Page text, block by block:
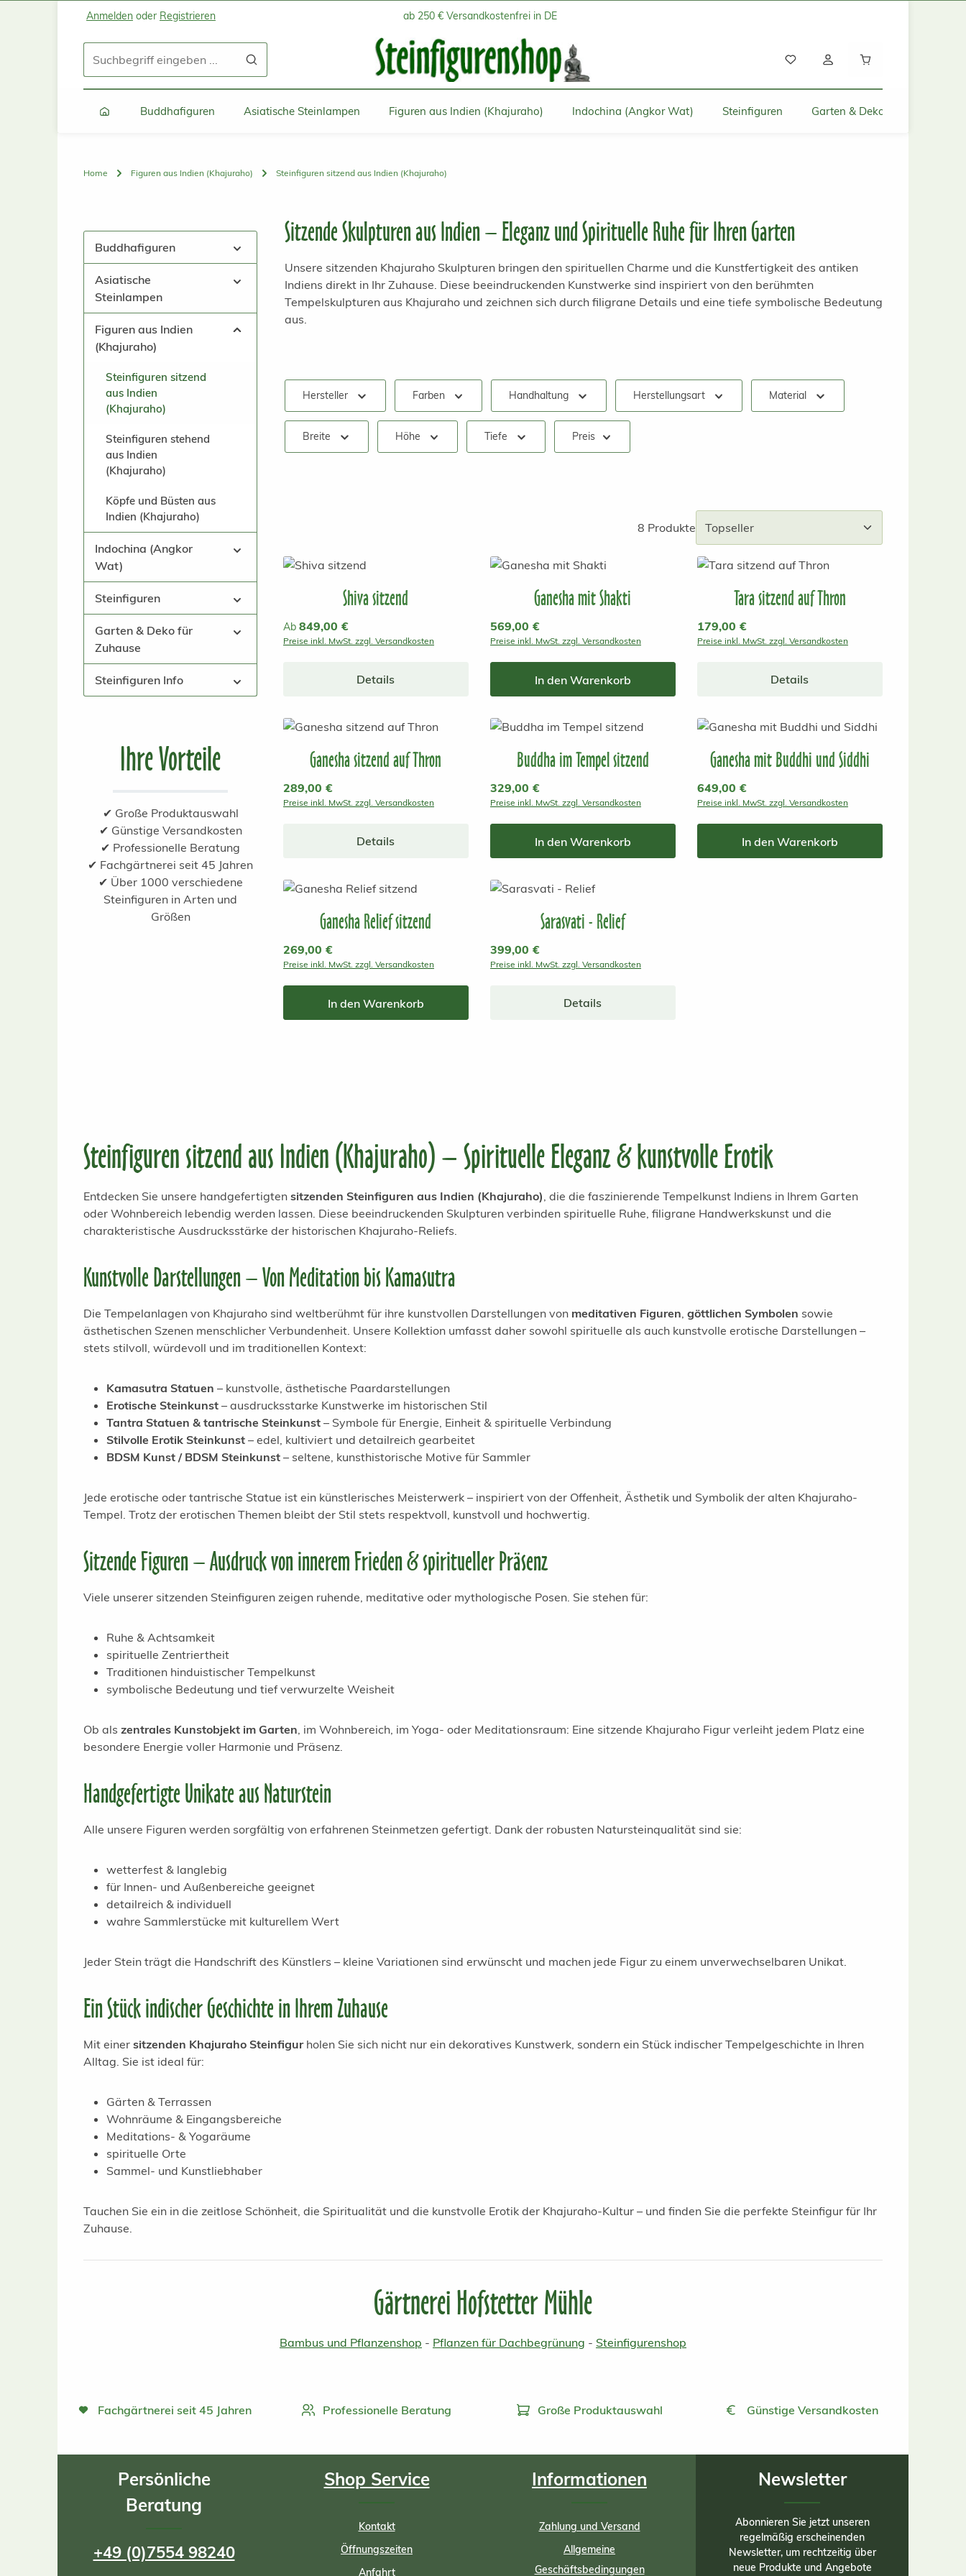
Zum Hauptinhalt springen
Zur Suche springen
Zur Hauptnavigation springen
Anmelden oder Registrieren ab 250 € Versandkostenfrei in DE
Buddhafiguren Asiatische Steinlampen Figuren aus Indien (Khajuraho) Indochina (Angkor Wat) Steinfiguren Garten & Deko für Zuhause
Home Figuren aus Indien (Khajuraho) Steinfiguren sitzend aus Indien (Khajuraho)
Buddhafiguren
Asiatische
Steinlampen
Figuren aus Indien
(Khajuraho)
Steinfiguren sitzend
aus Indien
(Khajuraho)
Steinfiguren stehend
aus Indien
(Khajuraho)
Köpfe und Büsten aus
Indien (Khajuraho)
Indochina (Angkor
Wat)
Steinfiguren
Garten & Deko für
Zuhause
Steinfiguren Info
Ihre Vorteile
✔ Große Produktauswahl
✔ Günstige Versandkosten
✔ Professionelle Beratung
✔ Fachgärtnerei seit 45 Jahren
✔ Über 1000 verschiedene
Steinfiguren in Arten und
Größen
Sitzende Skulpturen aus Indien – Eleganz und Spirituelle Ruhe für Ihren Garten
Unsere sitzenden Khajuraho Skulpturen bringen den spirituellen Charme und die Kunstfertigkeit des antiken
Indiens direkt in Ihr Zuhause. Diese beeindruckenden Kunstwerke sind inspiriert von den berühmten
Tempelskulpturen aus Khajuraho und zeichnen sich durch filigrane Details und eine tiefe symbolische Bedeutung
aus.
Hersteller Farben Handhaltung Herstellungsart Material
Breite Höhe Tiefe Preis
8 Produkte
Shiva sitzend
Regulärer Preis:
Ab 849,00 €
Preise inkl. MwSt. zzgl. Versandkosten
Details
Ganesha mit Shakti
Regulärer Preis:
569,00 €
Preise inkl. MwSt. zzgl. Versandkosten
In den Warenkorb
Tara sitzend auf Thron
Regulärer Preis:
179,00 €
Preise inkl. MwSt. zzgl. Versandkosten
Details
Ganesha sitzend auf Thron
Regulärer Preis:
289,00 €
Preise inkl. MwSt. zzgl. Versandkosten
Details
Buddha im Tempel sitzend
Regulärer Preis:
329,00 €
Preise inkl. MwSt. zzgl. Versandkosten
In den Warenkorb
Ganesha mit Buddhi und Siddhi
Regulärer Preis:
649,00 €
Preise inkl. MwSt. zzgl. Versandkosten
In den Warenkorb
Ganesha Relief sitzend
Regulärer Preis:
269,00 €
Preise inkl. MwSt. zzgl. Versandkosten
In den Warenkorb
Sarasvati - Relief
Regulärer Preis:
399,00 €
Preise inkl. MwSt. zzgl. Versandkosten
Details
Steinfiguren sitzend aus Indien (Khajuraho) – Spirituelle Eleganz & kunstvolle Erotik
Entdecken Sie unsere handgefertigten sitzenden Steinfiguren aus Indien (Khajuraho), die die faszinierende Tempelkunst Indiens in Ihrem Garten
oder Wohnbereich lebendig werden lassen. Diese beeindruckenden Skulpturen verbinden spirituelle Ruhe, filigrane Handwerkskunst und die
charakteristische Ausdrucksstärke der historischen Khajuraho-Reliefs.
Kunstvolle Darstellungen – Von Meditation bis Kamasutra
Die Tempelanlagen von Khajuraho sind weltberühmt für ihre kunstvollen Darstellungen von meditativen Figuren, göttlichen Symbolen sowie
ästhetischen Szenen menschlicher Verbundenheit. Unsere Kollektion umfasst daher sowohl spirituelle als auch kunstvolle erotische Darstellungen –
stets stilvoll, würdevoll und im traditionellen Kontext:
Kamasutra Statuen – kunstvolle, ästhetische Paardarstellungen
Erotische Steinkunst – ausdrucksstarke Kunstwerke im historischen Stil
Tantra Statuen & tantrische Steinkunst – Symbole für Energie, Einheit & spirituelle Verbindung
Stilvolle Erotik Steinkunst – edel, kultiviert und detailreich gearbeitet
BDSM Kunst / BDSM Steinkunst – seltene, kunsthistorische Motive für Sammler
Jede erotische oder tantrische Statue ist ein künstlerisches Meisterwerk – inspiriert von der Offenheit, Ästhetik und Symbolik der alten Khajuraho-
Tempel. Trotz der erotischen Themen bleibt der Stil stets respektvoll, kunstvoll und hochwertig.
Sitzende Figuren – Ausdruck von innerem Frieden & spiritueller Präsenz
Viele unserer sitzenden Steinfiguren zeigen ruhende, meditative oder mythologische Posen. Sie stehen für:
Ruhe & Achtsamkeit
spirituelle Zentriertheit
Traditionen hinduistischer Tempelkunst
symbolische Bedeutung und tief verwurzelte Weisheit
Ob als zentrales Kunstobjekt im Garten, im Wohnbereich, im Yoga- oder Meditationsraum: Eine sitzende Khajuraho Figur verleiht jedem Platz eine
besondere Energie voller Harmonie und Präsenz.
Handgefertigte Unikate aus Naturstein
Alle unsere Figuren werden sorgfältig von erfahrenen Steinmetzen gefertigt. Dank der robusten Natursteinqualität sind sie:
wetterfest & langlebig
für Innen- und Außenbereiche geeignet
detailreich & individuell
wahre Sammlerstücke mit kulturellem Wert
Jeder Stein trägt die Handschrift des Künstlers – kleine Variationen sind erwünscht und machen jede Figur zu einem unverwechselbaren Unikat.
Ein Stück indischer Geschichte in Ihrem Zuhause
Mit einer sitzenden Khajuraho Steinfigurholen Sie sich nicht nur ein dekoratives Kunstwerk, sondern ein Stück indischer Tempelgeschichte in Ihren
Alltag. Sie ist ideal für:
Gärten & Terrassen
Wohnräume & Eingangsbereiche
Meditations- & Yogaräume
spirituelle Orte
Sammel- und Kunstliebhaber
Tauchen Sie ein in die zeitlose Schönheit, die Spiritualität und die kunstvolle Erotik der Khajuraho-Kultur – und finden Sie die perfekte Steinfigur für Ihr
Zuhause.
Gärtnerei Hofstetter Mühle
Bambus und Pflanzenshop - Pflanzen für Dachbegrünung - Steinfigurenshop
Fachgärtnerei seit 45 Jahren Professionelle Beratung Große Produktauswahl Günstige Versandkosten
Persönliche
Beratung
+49 (0)7554 98240
Shop Service
Kontakt
Öffnungszeiten
Anfahrt
Informationen
Zahlung und Versand
Allgemeine
Geschäftsbedingungen
Newsletter
Abonnieren Sie jetzt unseren
regelmäßig erscheinenden
Newsletter, um rechtzeitig über
neue Produkte und Angebote